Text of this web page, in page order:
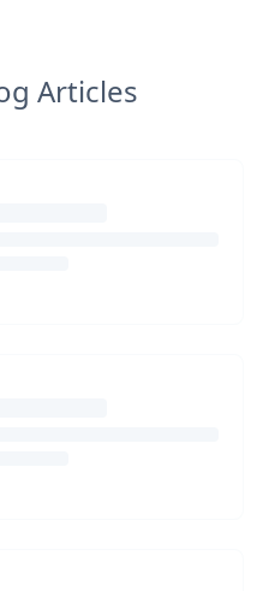
Articles